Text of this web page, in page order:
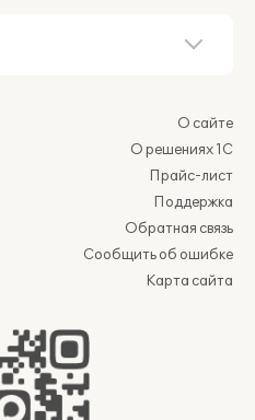
О сайте
О решениях 1С
Прайс-лист
Поддержка
Обратная связь
Сообщить об ошибке
Карта сайта